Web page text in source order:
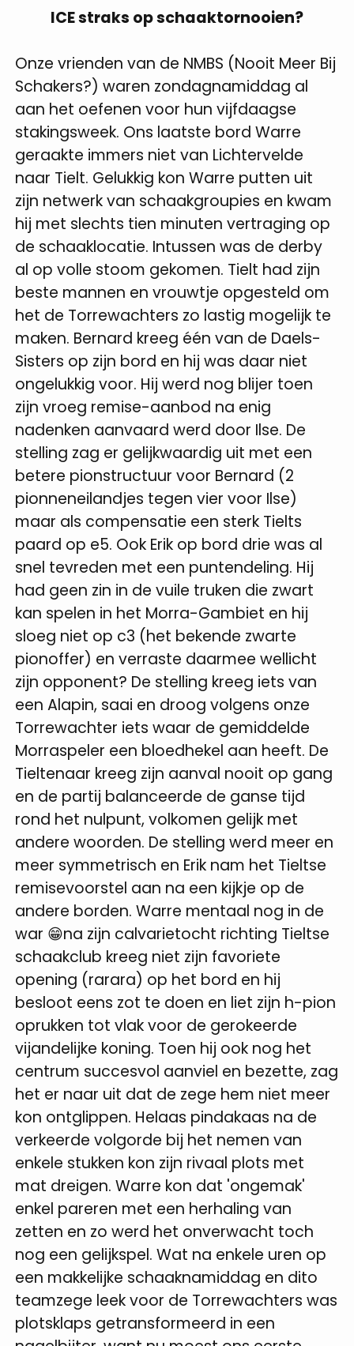
ICE straks op schaaktornooien?
Onze vrienden van de NMBS (Nooit Meer Bij
Schakers?) waren zondagnamiddag al
aan het oefenen voor hun vijfdaagse
stakingsweek. Ons laatste bord Warre
geraakte immers niet van Lichtervelde
naar Tielt. Gelukkig kon Warre putten uit
zijn netwerk van schaakgroupies en kwam
hij met slechts tien minuten vertraging op
de schaaklocatie. Intussen was de derby
al op volle stoom gekomen. Tielt had zijn
beste mannen en vrouwtje opgesteld om
het de Torrewachters zo lastig mogelijk te
maken. Bernard kreeg één van de Daels-
Sisters op zijn bord en hij was daar niet
ongelukkig voor. Hij werd nog blijer toen
zijn vroeg remise-aanbod na enig
nadenken aanvaard werd door Ilse. De
stelling zag er gelijkwaardig uit met een
betere pionstructuur voor Bernard (2
pionneneilandjes tegen vier voor Ilse)
maar als compensatie een sterk Tielts
paard op e5. Ook Erik op bord drie was al
snel tevreden met een puntendeling. Hij
had geen zin in de vuile truken die zwart
kan spelen in het Morra-Gambiet en hij
sloeg niet op c3 (het bekende zwarte
pionoffer) en verraste daarmee wellicht
zijn opponent? De stelling kreeg iets van
een Alapin, saai en droog volgens onze
Torrewachter iets waar de gemiddelde
Morraspeler een bloedhekel aan heeft. De
Tieltenaar kreeg zijn aanval nooit op gang
en de partij balanceerde de ganse tijd
rond het nulpunt, volkomen gelijk met
andere woorden. De stelling werd meer en
meer symmetrisch en Erik nam het Tieltse
remisevoorstel aan na een kijkje op de
andere borden. Warre mentaal nog in de
war 😁na zijn calvarietocht richting Tieltse
schaakclub kreeg niet zijn favoriete
opening (rarara) op het bord en hij
besloot eens zot te doen en liet zijn h-pion
oprukken tot vlak voor de gerokeerde
vijandelijke koning. Toen hij ook nog het
centrum succesvol aanviel en bezette, zag
het er naar uit dat de zege hem niet meer
kon ontglippen. Helaas pindakaas na de
verkeerde volgorde bij het nemen van
enkele stukken kon zijn rivaal plots met
mat dreigen. Warre kon dat 'ongemak'
enkel pareren met een herhaling van
zetten en zo werd het onverwacht toch
nog een gelijkspel. Wat na enkele uren op
een makkelijke schaaknamiddag en dito
teamzege leek voor de Torrewachters was
plotsklaps getransformeerd in een